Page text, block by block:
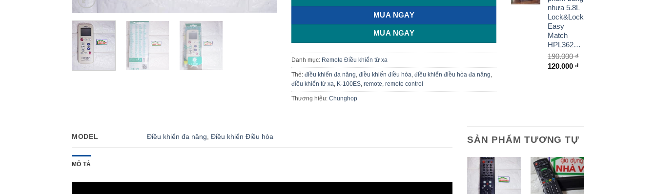
MUA NGAY
MUA NGAY
Danh mục: Remote Điều khiển từ xa
Thẻ: điều khiển đa năng điều khiển điều hòa điều khiển điều hòa đa năng
điều khiển từ xa K-100ES remote remote control
Thương hiệu: Chunghop
2.990.000 ₫.
nhựa 5.8L
Lock&Lock
Easy
Match
HPL362EM
190.000₫
Giá
120.000 ₫
MODEL Điều khiển đa năng Điều khiển Điều hòa
MÔ TẢ
SẢN PHẨM TƯƠNG TỰ